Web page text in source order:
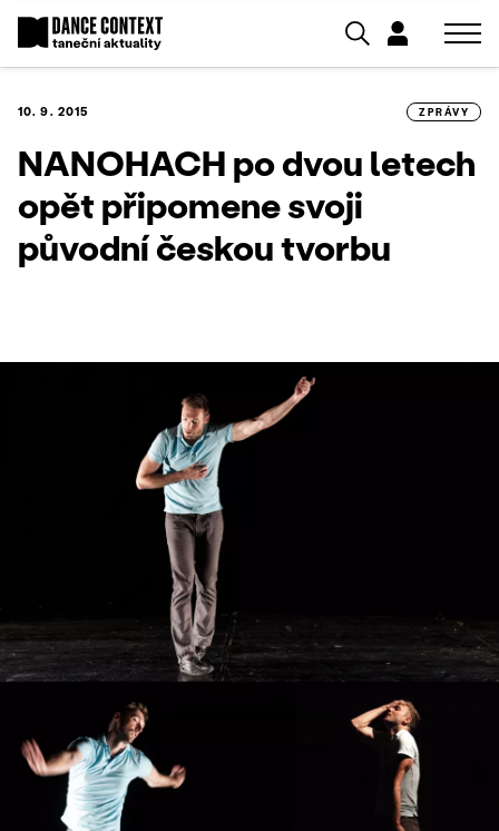
10. 9. 2015 ZPRÁVY
NANOHACH po dvou letech
opět připomene svoji
původní českou tvorbu